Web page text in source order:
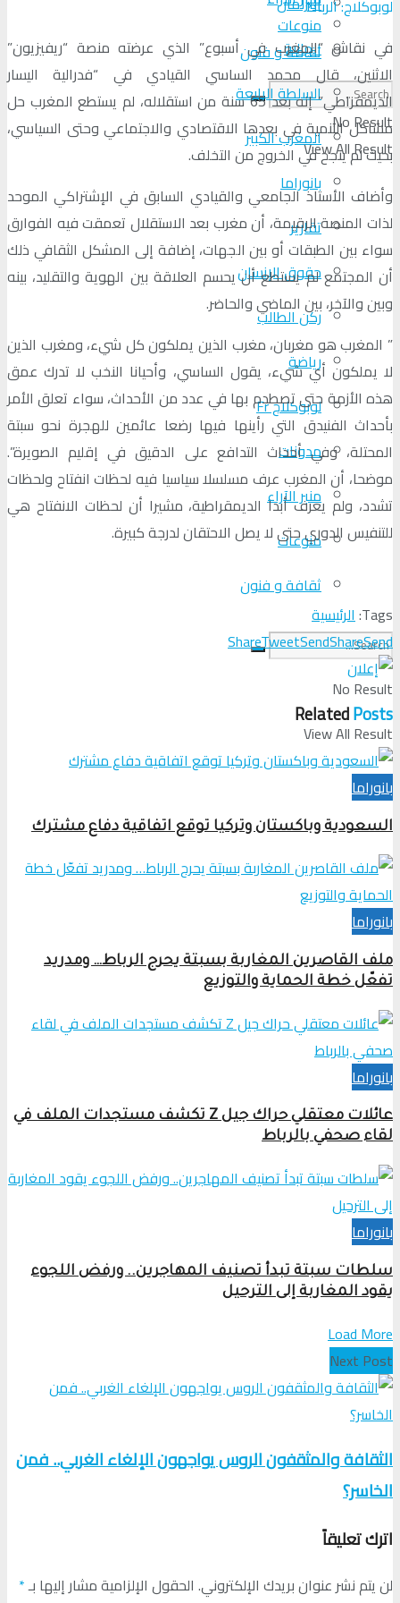
منوعات
ثقافة و فنون
No Result
View All Result
الجالية
السلطة الرابعة
المغرب الكبير
بانوراما
تقارير
حقوق الإنسان
ركن الطالب
رياضة
لوبوكلاج Fr
مدونات
منبر الآراء
منوعات
ثقافة و فنون
No Result
View All Result
لوبوكلاج: الرباط
في نقاش “المغرب في أسبوع” الذي عرضته منصة “ريفيزيون”
الاثنين، قال محمد الساسي القيادي في “فدرالية اليسار
الديمقراطي” إنه بعد 65 سنة من استقلاله، لم يستطع المغرب حل
مشاكل التنمية في بعدها الاقتصادي والاجتماعي وحتى السياسي،
بحيث لم ينجح في الخروج من التخلف.
وأضاف الأستاذ الجامعي والقيادي السابق في الإشتراكي الموحد
لذات المنصة الرقيمة، أن مغرب بعد الاستقلال تعمقت فيه الفوارق
سواء بين الطبقات أو بين الجهات، إضافة إلى المشكل الثقافي ذلك
أن المجتمع لم يستطع أن يحسم العلاقة بين الهوية والتقليد، بينه
وبين والآخر، بين الماضي والحاضر.
” المغرب هو مغربان، مغرب الذين يملكون كل شيء، ومغرب الذين
لا يملكون أي شيء، يقول الساسي، وأحيانا النخب لا تدرك عمق
هذه الأزمة حتى تصطدم بها في عدد من الأحداث، سواء تعلق الأمر
بأحداث الفنيدق التي رأينها فيها رضعا عائمين للهجرة نحو سبتة
المحتلة، وفي أحداث التدافع على الدقيق في إقليم الصويرة”.
موضحا، أن المغرب عرف مسلسلا سياسيا فيه لحظات انفتاح ولحظات
تشدد، ولم يعرف أبدا الديمقراطية، مشيرا أن لحظات الانفتاح هي
للتنفيس الدوري حتى لا يصل الاحتقان لدرجة كبيرة.
Tags: الرئيسية
ShareTweetSendShareSend
RelatedPosts
بانوراما
السعودية وباكستان وتركيا توقع اتفاقية دفاع مشترك
بانوراما
ملف القاصرين المغاربة بسبتة يحرج الرباط… ومدريد
تفعّل خطة الحماية والتوزيع
بانوراما
عائلات معتقلي حراك جيل Z تكشف مستجدات الملف في
لقاء صحفي بالرباط
بانوراما
سلطات سبتة تبدأ تصنيف المهاجرين.. ورفض اللجوء
يقود المغاربة إلى الترحيل
Load More
Next Post
الثقافة والمثقفون الروس يواجهون الإلغاء الغربي.. فمن
الخاسر؟
اترك تعليقاً
لن يتم نشر عنوان بريدك الإلكتروني. الحقول الإلزامية مشار إليها بـ*